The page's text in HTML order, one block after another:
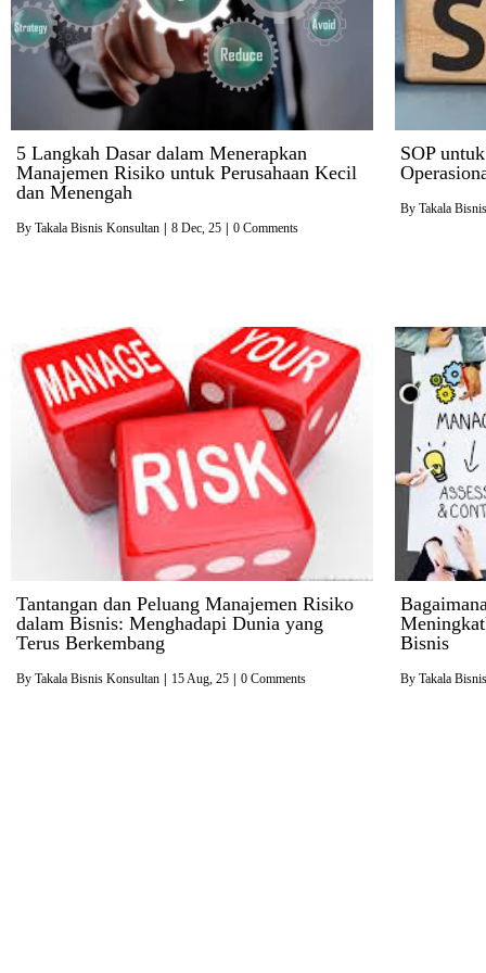
5 Langkah Dasar dalam Menerapkan
Manajemen Risiko untuk Perusahaan Kecil
dan Menengah
By Takala Bisnis Konsultan 8 Dec, 25 0 Comments
SOP
By Takala
Tantangan dan Peluang Manajemen Risiko
dalam Bisnis: Menghadapi Dunia yang
Terus Berkembang
By Takala Bisnis Konsultan | 15Aug, 25 | 0 Comments
Bisnis
By Takala